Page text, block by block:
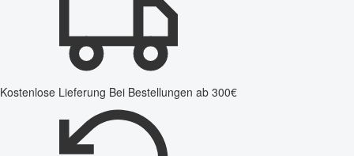
Kostenlose Lieferung Bei Bestellungen ab 300€